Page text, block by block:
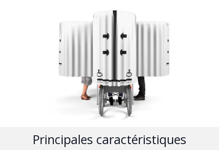
Principales caractéristiques